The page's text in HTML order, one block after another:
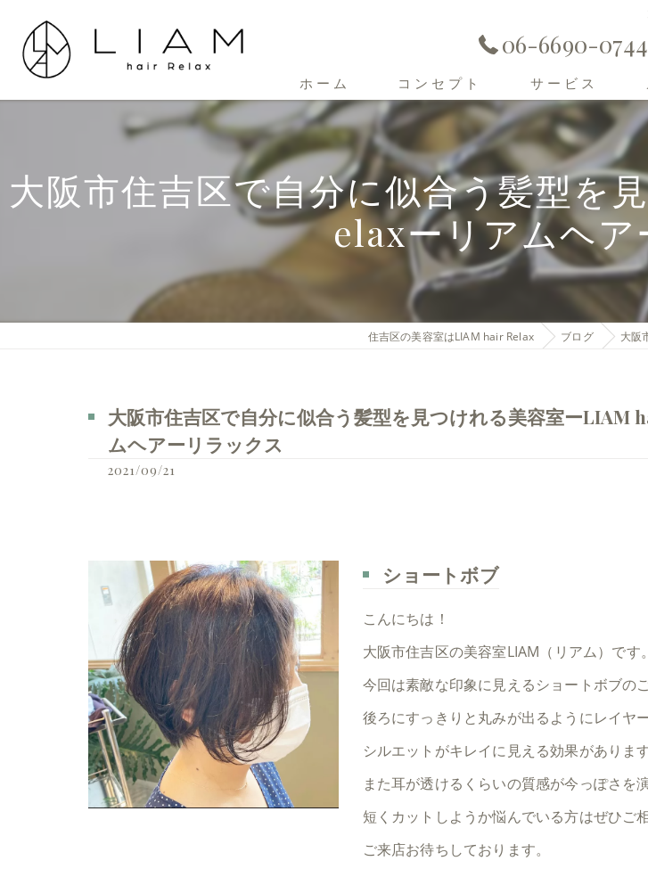
06-6690-0744
ホーム コンセプト
住吉区の美容室･LIAM hair Relaxの口コミ情
住吉区の美容室･LIAM hair Relaxの評判
住吉区の美容室･LIAM hair Relaxのお客様の
サービス
大阪市住吉区で自分に似合う髪型
elaxーリアムヘア
住吉区の美容室はLIAM hair Relax ブログ 大阪
大阪市住吉区で自分に似合う髪型を見つけれる美容室ー
ムヘアーリラックス
2021/09/21
ショートボブ
こんにちは！
大阪市住吉区の美容室LIAM（リアム）です。
今回は素敵な印象に見えるショートボブの
後ろにすっきりと丸みが出るようにレイヤ
シルエットがキレイに見える効果があります
また耳が透けるくらいの質感が今っぽさを
短くカットしようか悩んでいる方はぜひご
ご来店お待ちしております。